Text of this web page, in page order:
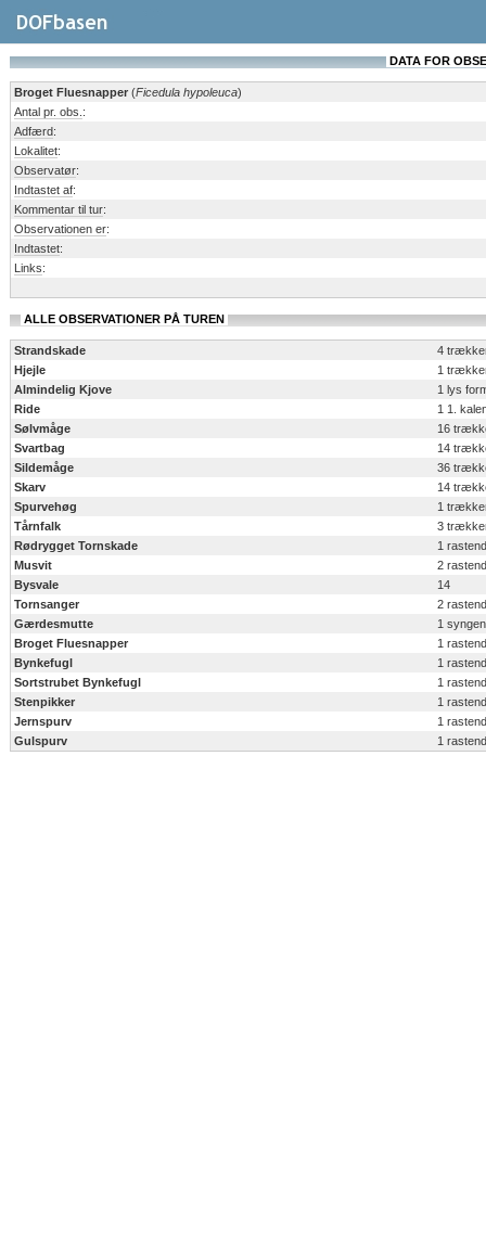
DATA FOR
Broget Fluesnapper (Ficedula hypoleuca)
Antal pr. obs. :
Adfærd:
Lokalitet:
Observatør:
Indtastet af:
Kommentar til tur:
Observationen er:
Indtastet:
Links:
ALLE OBSERVATIONER PÅ TUREN
Strandskade
4
Hjejle
1
Almindelig Kjove
1 lys
Ride
1 1.
Sølvmåge
16
Svartbag
14
Sildemåge
36
Skarv
14
Spurvehøg
1
Tårnfalk
3
Rødrygget Tornskade
1
Musvit
2
Bysvale
14
Tornsanger
2
Gærdesmutte
1
Broget Fluesnapper
1
Bynkefugl
1
Sortstrubet Bynkefugl
1
Stenpikker
1
Jernspurv
1
Gulspurv
1